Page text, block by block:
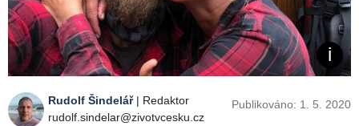
Rudolf Šindelář| Redaktor
rudolf.sindelar@zivotvcesku.cz
Publikováno: 1. 5. 2020